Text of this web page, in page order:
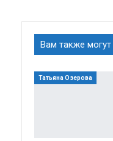
Вам также могут
Татьяна Озерова